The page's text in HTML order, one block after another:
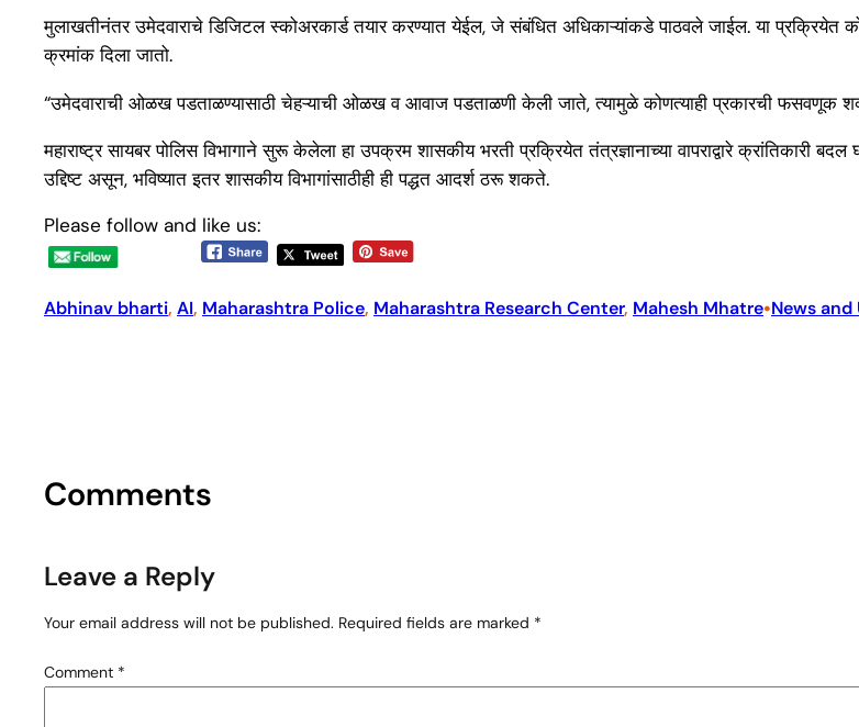
मुलाखतीनंतर उमेदवाराचे डिजिटल स्कोअरकार्ड तयार करण्यात येईल, जे संबंधित अधिकाऱ्यांकडे पाठवले जाईल. या प्रक्रियेत
क्रमांक दिला जातो.
“उमेदवाराची ओळख पडताळण्यासाठी चेहऱ्याची ओळख व आवाज पडताळणी केली जाते, त्यामुळे कोणत्याही प्रकारची फसवणूक
महाराष्ट्र सायबर पोलिस विभागाने सुरू केलेला हा उपक्रम शासकीय भरती प्रक्रियेत तंत्रज्ञानाच्या वापराद्वारे क्रांतिकारी
उद्दिष्ट असून, भविष्यात इतर शासकीय विभागांसाठीही ही पद्धत आदर्श ठरू शकते.
Please follow and like us:
Abhinav bharti, AI, Maharashtra Police, Maharashtra Research Center, Mahesh Mhatre•News
Comments
Leave a Reply
Your email address will not be published. Required fields are marked *
Comment *